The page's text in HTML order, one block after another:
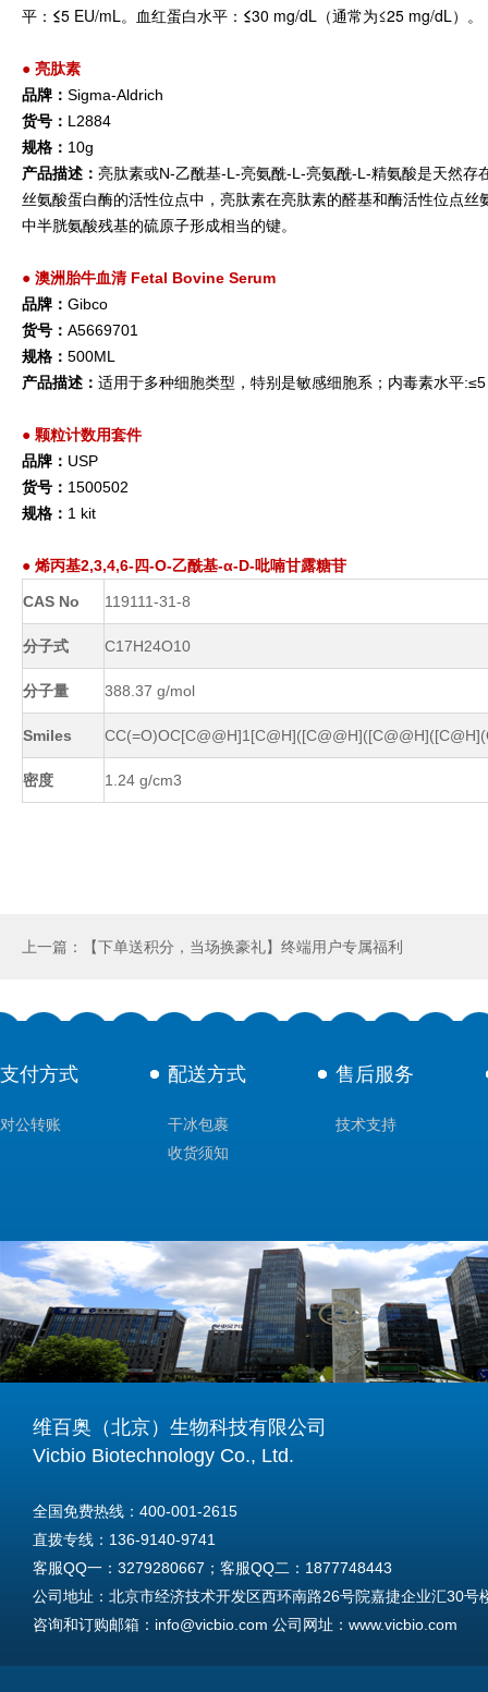
平： ≤5 EU/mL。 血红蛋白水平： ≤30 mg/dL（通常为≤25 mg/dL）。
● 亮肽素
品牌： Sigma-Aldrich
货号： L2884
规格： 10g
产品描述： 亮肽素或N-乙酰基-L-亮氨酰-L-亮氨酰-L-精氨酸是天然存
丝氨酸蛋白酶的活性位点中，亮肽素在亮肽素的醛基和酶活性位点
中半胱氨酸残基的硫原子形成相当的键。
● 澳洲胎牛血清 Fetal Bovine Serum
品牌： Gibco
货号： A5669701
规格： 500ML
产品描述： 适用于多种细胞类型，特别是敏感细胞系；内毒素水平
● 颗粒计数用套件
品牌： USP
货号： 1500502
规格： 1 kit
● 烯丙基2,3,4,6-四-O-乙酰基-α-D-吡喃甘露糖苷
CAS No 119111-31-8
分子式 C17H24O10
分子量 388.37 g/mol
Smiles
密度 1.24 g/cm3
上一篇：【下单送积分，当场换豪礼】终端用户专属福利
支付方式
对公转账
配送方式
干冰包裹
收货须知
售后服务
技术支持
维百奥（北京）生物科技有限公司
Vicbio Biotechnology Co., Ltd.
全国免费热线：400-001-2615
直拨专线：136-9140-9741
客服QQ一：3279280667；客服QQ二：1877748443
公司地址：北京市经济技术开发区西环南路26号院嘉捷企业汇30号
咨询和订购邮箱：info@vicbio.com 公司网址：www.vicbio.com